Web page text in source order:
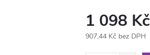
1 098 Kč
907,44 Kč bez DPH